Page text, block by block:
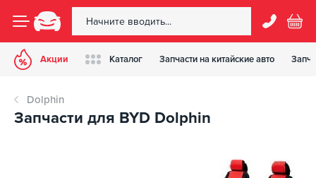
Акции Каталог Запчасти на китайские авто
Dolphin
Запчасти для BYD Dolphin